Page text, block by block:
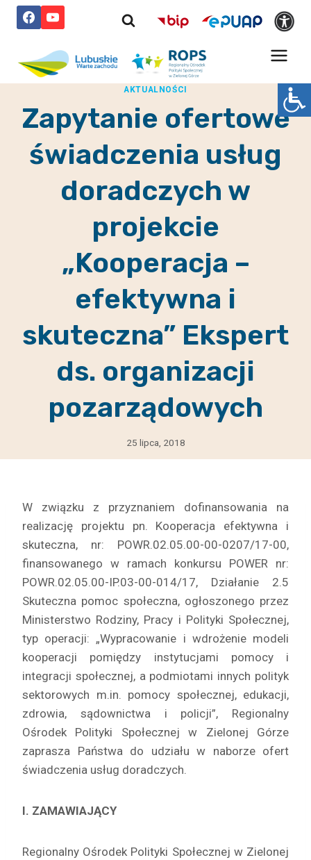
Przejdź
AKTUALNOŚCI
Zapytanie ofertowe
świadczenia usług
doradczych w
projekcie
„Kooperacja –
efektywna i
skuteczna” Ekspert
ds. organizacji
pozarządowych
25 lipca, 2018
W związku z przyznaniem dofinansowania na
realizację projektu pn. Kooperacja efektywna i
skuteczna, nr: POWR.02.05.00-00-0207/17-00,
finansowanego w ramach konkursu POWER nr:
POWR.02.05.00-IP.03-00-014/17, Działanie 2.5
Skuteczna pomoc społeczna, ogłoszonego przez
Ministerstwo Rodziny, Pracy i Polityki Społecznej,
typ operacji: „Wypracowanie i wdrożenie modeli
kooperacji pomiędzy instytucjami pomocy i
integracji społecznej, a podmiotami innych polityk
sektorowych m.in. pomocy społecznej, edukacji,
zdrowia, sądownictwa i policji”, Regionalny
Ośrodek Polityki Społecznej w Zielonej Górze
zaprasza Państwa do udziału w naborze ofert
świadczenia usług doradczych.
I. ZAMAWIAJĄCY
Regionalny Ośrodek Polityki Społecznej w Zielonej